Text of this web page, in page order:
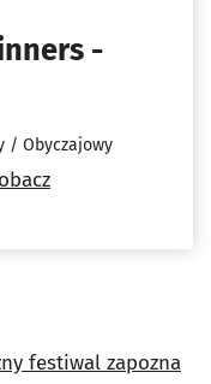
-
/ Obyczajowy
festiwal zapozna